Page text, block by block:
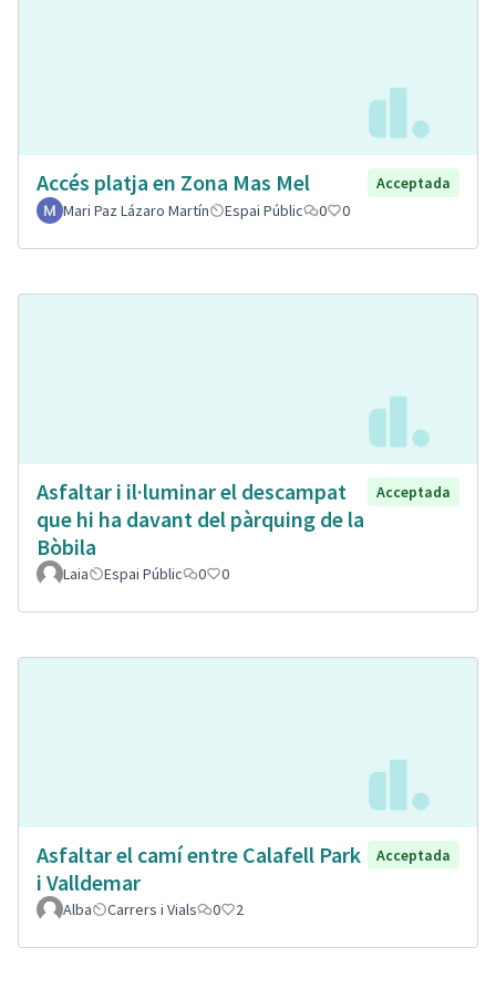
Accés platja en Zona Mas Mel
Acceptada
Mari Paz Lázaro Martín
Espai Públic 0 0
Asfaltar i il·luminar el descampat
que hi ha davant del pàrquing de la
Bòbila
Acceptada
Laia Espai Públic 0 0
Asfaltar el camí entre Calafell Park
i Valldemar
Acceptada
Alba Carrers i Vials 0 2